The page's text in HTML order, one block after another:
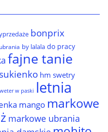
bonprix
by lalala do pracy
fajne tanie
hm swetry
w paski letnia
mango markowe
markowe ubrania